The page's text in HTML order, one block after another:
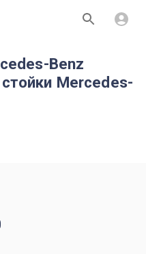
Benz
Mercedes-